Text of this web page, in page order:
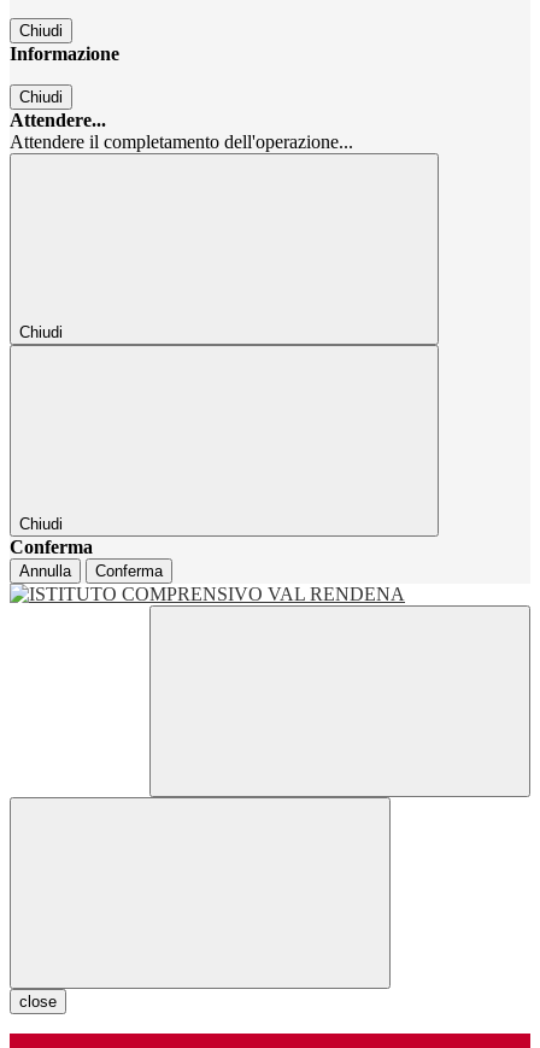
Chiudi
Informazione
Chiudi
Attendere...
Attendere il completamento dell'operazione...
Chiudi
Chiudi
Conferma
Annulla Conferma
close